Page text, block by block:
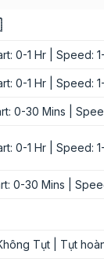
0-1 Hr | Speed: 1-
0-1 Hr | Speed:
0-30 Mins |
0-1 Hr | Speed:
0-30 Mins |
Tụt | Tụt